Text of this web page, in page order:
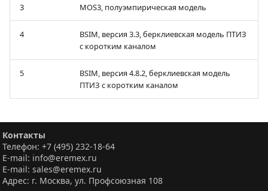
3 MOS3, полуэмпирическая модель
4
BSIM, версия 3.3, берклиевская модель ПТИЗ
с коротким каналом
5
BSIM, версия 4.8.2, берклиевская модель
ПТИЗ с коротким каналом
Контакты
Телефон: +7 (495) 232-18-64
E-mail: info@eremex.ru
E-mail: sales@eremex.ru
Адрес: г. Москва, ул. Профсоюзная 108